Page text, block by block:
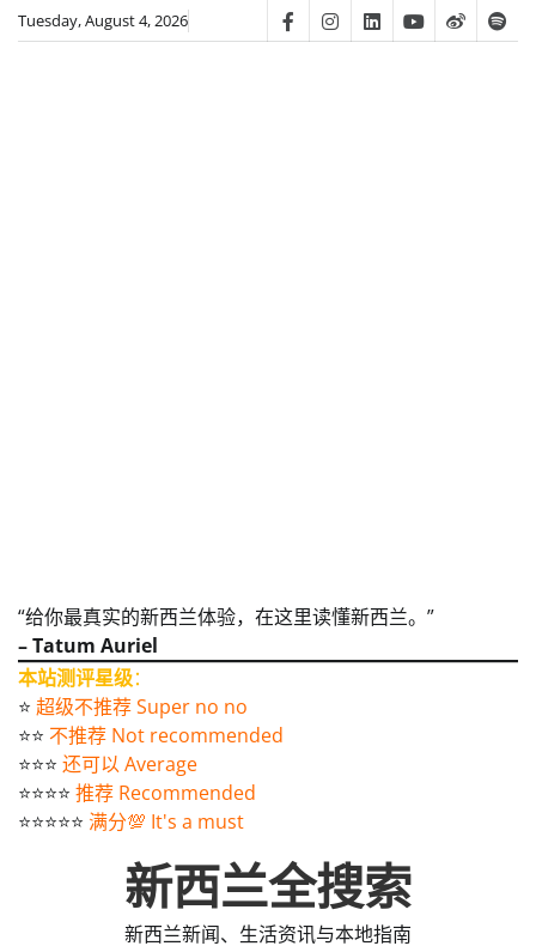
SkipTuesday, August 4, 2026 FacebookInstagram
LinkedinYoutube
Weibo
“给你最真实的新西兰体验，在这里读懂新西兰。”
– Tatum Auriel
本站测评星级：
⭐️ 超级不推荐 Super no no
⭐️⭐️ 不推荐 Not recommended
⭐️⭐️⭐️ 还可以 Average
⭐️⭐️⭐️⭐️ 推荐 Recommended
⭐️⭐️⭐️⭐️⭐️ 满分💯 It's a must
新西兰全搜索
新西兰新闻、生活资讯与本地指南